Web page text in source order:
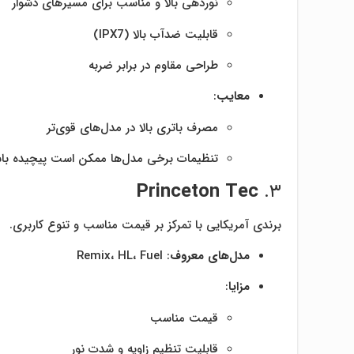
قابلیت ضدآب بالا (IPX7)
طراحی مقاوم در برابر ضربه
معایب:
مصرف باتری بالا در مدل‌های قوی‌تر
تنظیمات برخی مدل‌ها ممکن است پیچیده
۳. Princeton Tec
برندی آمریکایی با تمرکز بر قیمت مناسب و تنوع کاربری.
مدل‌های معروف: Remix، HL، Fuel
مزایا:
قیمت مناسب
قابلیت تنظیم زاویه و شدت نور